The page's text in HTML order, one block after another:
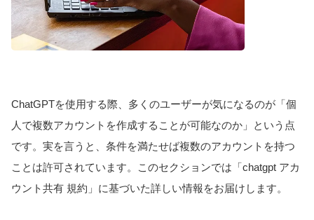
ChatGPTを使用する際、多くのユーザーが気になるのが「個
人で複数アカウントを作成することが可能なのか」という点
です。実を言うと、条件を満たせば複数のアカウントを持つ
ことは許可されています。このセクションでは「chatgpt アカ
ウント共有 規約」に基づいた詳しい情報をお届けします。